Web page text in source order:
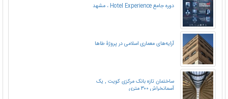
دوره جامع Hotel Experience ، مشهد
آرایه‌های معماری اسلامی در پروژۀ طاها
ساختمان تازه بانک مرکزی کویت , یک
آسمانخراش ۳۰۰ متری